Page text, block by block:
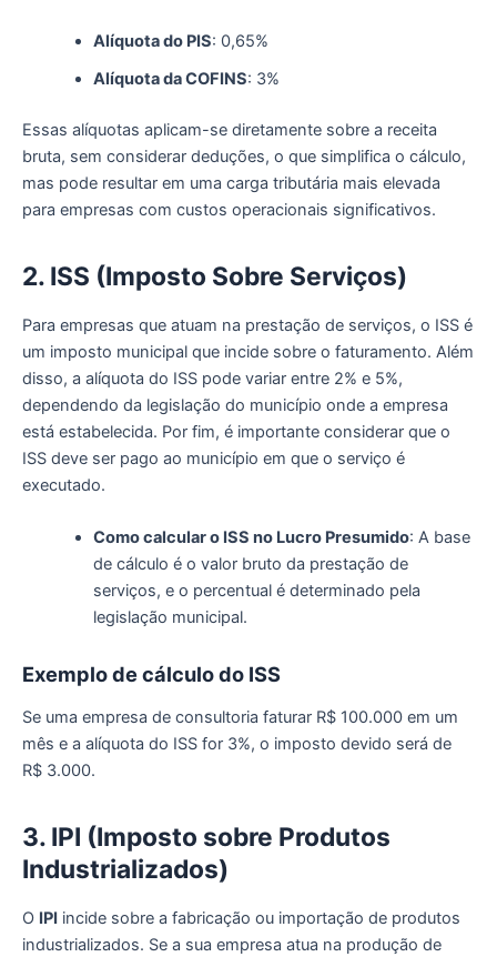
Alíquota do PIS: 0,65%
Alíquota da COFINS: 3%
Essas alíquotas aplicam-se diretamente sobre a receita
bruta, sem considerar deduções, o que simplifica o cálculo,
mas pode resultar em uma carga tributária mais elevada
para empresas com custos operacionais significativos.
2. ISS (Imposto Sobre Serviços)
Para empresas que atuam na prestação de serviços, o ISS é
um imposto municipal que incide sobre o faturamento. Além
disso, a alíquota do ISS pode variar entre 2% e 5%,
dependendo da legislação do município onde a empresa
está estabelecida. Por fim, é importante considerar que o
ISS deve ser pago ao município em que o serviço é
executado.
Como calcular o ISS no Lucro Presumido: A base
de cálculo é o valor bruto da prestação de
serviços, e o percentual é determinado pela
legislação municipal.
Exemplo decálculo do ISS
Se uma empresa de consultoria faturar R$ 100.000 em um
mês e a alíquota do ISS for 3%, o imposto devido será de
R$ 3.000.
3. IPI (Imposto sobre Produtos
Industrializados)
O IPI incide sobre a fabricação ou importação de produtos
industrializados. Se a sua empresa atua na produção de